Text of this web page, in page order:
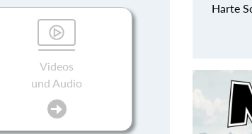
Videos
und Audio
Harte